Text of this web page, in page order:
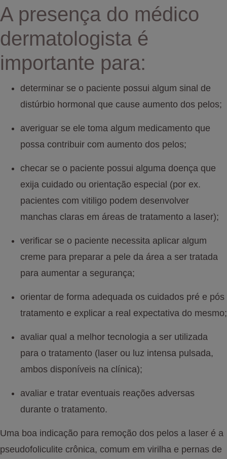
A presença do médico
dermatologista é
importante para:
determinar se o paciente possui algum sinal de
distúrbio hormonal que cause aumento dos pelos;
averiguar se ele toma algum medicamento que
possa contribuir com aumento dos pelos;
checar se o paciente possui alguma doença que
exija cuidado ou orientação especial (por ex.
pacientes com vitiligo podem desenvolver
manchas claras em áreas de tratamento a laser);
verificar se o paciente necessita aplicar algum
creme para preparar a pele da área a ser tratada
para aumentar a segurança;
orientar de forma adequada os cuidados pré e pós
tratamento e explicar a real expectativa do mesmo;
avaliar qual a melhor tecnologia a ser utilizada
para o tratamento (laser ou luz intensa pulsada,
ambos disponíveis na clínica);
avaliar e tratar eventuais reações adversas
durante o tratamento.
Uma boa indicação para remoção dos pelos a laser é a
pseudofoliculite crônica, comum em virilha e pernas de